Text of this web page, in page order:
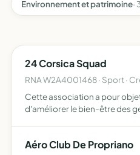
Environnement et patrimoine·
24 Corsica Squad
RNA W2A4001468 · Sport ·
Cette association a pour
d'améliorer le bien-être des
Aéro Club De Propriano